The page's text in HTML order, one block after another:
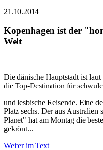
21.10.2014
Kopenhagen ist der
Welt
Die dänische Hauptstadt ist
die Top-Destination für schwule
und lesbische Reisende. Eine
Platz sechs. Der aus Australien
Planet" hat am Montag die
gekrönt...
Weiter im Text